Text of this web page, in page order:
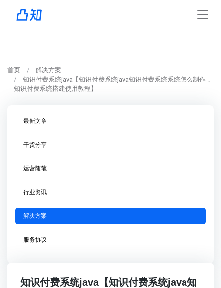
首页
解决方案
知识付费系统java【知识付费系统java知识付费系统系统怎么制作，
知识付费系统搭建使用教程】
最新文章
干货分享
运营随笔
行业资讯
解决方案
服务协议
知识付费系统java【知识付费系统java知